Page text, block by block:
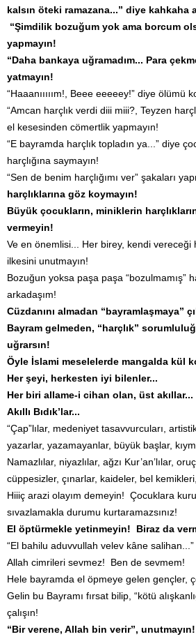
kalsın öteki ramazana...” diye kahkaha
“Şimdilik bozuğum yok ama borcum
yapmayın!
“Daha bankaya uğramadım... Para
yatmayın!
“Haaanııııım!, Beee eeeeey!” diye ölümü
“Amcan harçlık verdi diii miii?, Teyzen
el kesesinden cömertlik yapmayın!
“E bayramda harçlık topladın ya...” diye
harçlığına saymayın!
“Sen de benim harçlığımı ver” şakaları
harçlıklarına göz koymayın!
Büyük çocukların, miniklerin
vermeyin!
Ve en önemlisi... Her birey, kendi vereceği
ilkesini unutmayın!
Bozuğun yoksa paşa paşa “bozulmamış”
arkadaşım!
Cüzdanını almadan “bayramlaşmaya”
Bayram gelmeden, “harçlık”
uğrarsın!
Öyle İslami meselelerde mangalda kül
Her şeyi, herkesten iyi bilenler...
Her biri allame-i cihan olan, üst akıllar...
Akıllı Bıdık’lar...
“Çap”lılar, medeniyet tasavvurcuları,
yazarlar, yazamayanlar, büyük başlar,
Namazlılar, niyazlılar, ağzı Kur’an’lılar,
cüppesizler, çınarlar, kaideler, bel
Hiiiç arazi olayım demeyin! Çocuklara
sıvazlamakla durumu kurtaramazsınız!
El öptürmekle yetinmeyin!
Biraz da
“El bahilu aduvvullah velev kâne
Allah cimrileri sevmez! Ben de sevmem!
Hele bayramda el öpmeye gelen gençler,
Gelin bu Bayramı fırsat bilip, “kötü
çalışın!
“Bir verene, Allah bin verir”, unutmayın!